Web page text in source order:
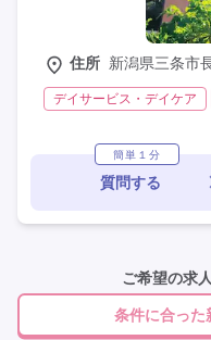
住所 新潟県三条市
デイサービス・デイケア
非常勤
簡単１分
質問する
ご希望の求
条件に合っ